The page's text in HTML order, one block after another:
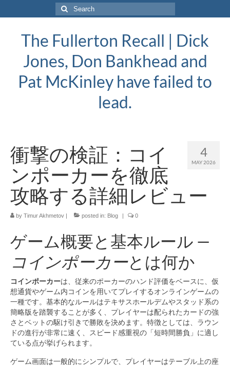
Search
for:
The Fullerton Recall | Dick
Jones, Don Bankhead and
Pat McKinley have failed to
lead.
4
MAY 2026
衝撃の検証：コイ
ンポーカーを徹底
攻略する詳細レビュー
by Timur Akhmetov | posted in: Blog | 0
ゲーム概要と基本ルール —
コインポーカーとは何か
コインポーカーは、従来のポーカーのハンド評価をベースに、仮
想通貨やゲーム内コインを用いてプレイするオンラインゲームの
一種です。基本的なルールはテキサスホールデムやスタッド系の
簡略版を踏襲することが多く、プレイヤーは配られたカードの強
さとベットの駆け引きで勝敗を決めます。特徴としては、ラウン
ドの進行が非常に速く、スピード感重視の「短時間勝負」に適し
ている点が挙げられます。
ゲーム画面は一般的にシンプルで、プレイヤーはテーブル上の座